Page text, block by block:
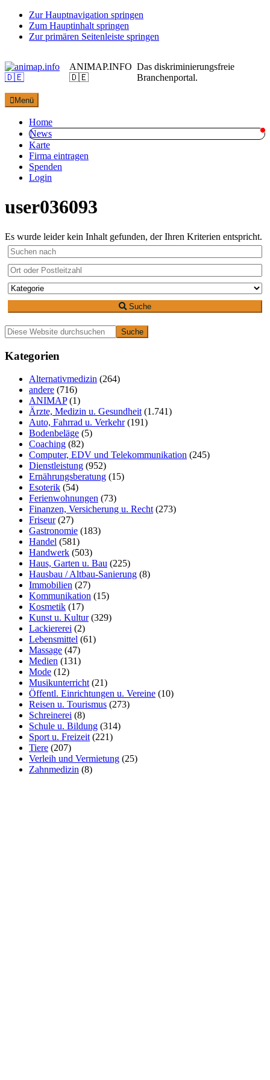
Zur Hauptnavigation springen
Zum Hauptinhalt springen
Zur primären Seitenleiste springen
ANIMAP.INFO
🇩🇪
Das diskriminierungsfreie
Branchenportal.
Menü
Home
News
Karte
Firma eintragen
Spenden
Login
user036093
Es wurde leider kein Inhalt gefunden, der Ihren Kriterien entspricht.
Suche
Primäre
Seitenleiste
Diese
Website
durchsuchen
Kategorien
Alternativmedizin (264)
andere (716)
ANIMAP(1)
Ärzte, Medizin u. Gesundheit (1.741)
Auto, Fahrrad u. Verkehr(191)
Bodenbeläge (5)
Coaching (82)
Computer, EDV und Telekommunikation (245)
Dienstleistung (952)
Ernährungsberatung (15)
Esoterik (54)
Ferienwohnungen (73)
Finanzen, Versicherung u. Recht (273)
Friseur(27)
Gastronomie (183)
Handel (581)
Handwerk (503)
Haus, Garten u. Bau (225)
Hausbau / Altbau-Sanierung (8)
Immobilien (27)
Kommunikation (15)
Kosmetik (17)
Kunst u. Kultur(329)
Lackiererei (2)
Lebensmittel (61)
Massage (47)
Medien (131)
Mode (12)
Musikunterricht (21)
Öffentl. Einrichtungen u. Vereine (10)
Reisen u. Tourismus (273)
Schreinerei (8)
Schule u. Bildung (314)
Sport u. Freizeit (221)
Tiere (207)
Verleih und Vermietung (25)
Zahnmedizin (8)